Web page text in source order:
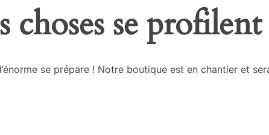
choses se
se prépare ! Notre boutique est en chantier et